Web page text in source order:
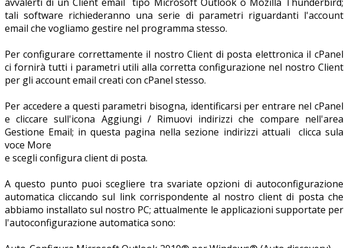
tali software richiederanno una serie di parametri riguardanti l'account
email che vogliamo gestire nel programma stesso.
Per configurare correttamente il nostro Client di posta elettronica il cPanel
ci fornirà tutti i parametri utili alla corretta configurazione nel nostro Client
per gli account email creati con cPanel stesso.
Per accedere a questi parametri bisogna, identificarsi per entrare nel cPanel
e cliccare sull'icona Aggiungi / Rimuovi indirizzi che compare nell'area
Gestione Email; in questa pagina nella sezione indirizzi attuali clicca sula
voce More
e scegli configura client di posta.
A questo punto puoi scegliere tra svariate opzioni di autoconfigurazione
automatica cliccando sul link corrispondente al nostro client di posta che
abbiamo installato sul nostro PC; attualmente le applicazioni supportate per
l'autoconfigurazione automatica sono: